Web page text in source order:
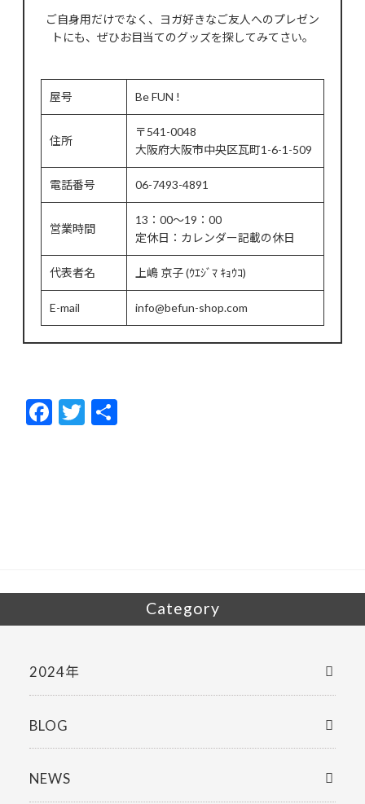
ご自身用だけでなく、ヨガ好きなご友人へのプレゼン
トにも、ぜひお目当てのグッズを探してみてさい。
屋号 Be FUN !
住所
〒541-0048
大阪府大阪市中央区瓦町1-6-1-509
電話番号 06-7493-4891
営業時間
13：00～19：00
定休日：カレンダー記載の休日
代表者名 上嶋 京子 (ｳｴｼﾞﾏ ｷｮｳｺ)
E-mail info@befun-shop.com
F
T
Category
2024年
BLOG
NEWS